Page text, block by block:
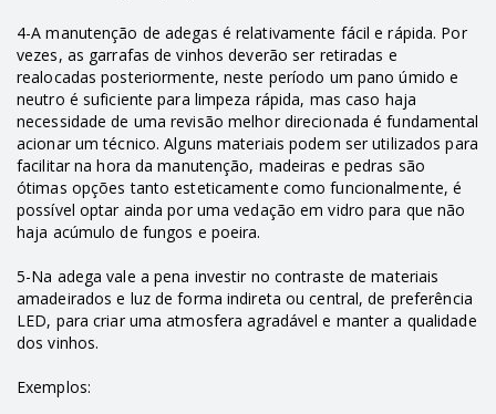
4-A manutenção de adegas é relativamente fácil e rápida. Por
vezes, as garrafas de vinhos deverão ser retiradas e
realocadas posteriormente, neste período um pano úmido e
neutro é suficiente para limpeza rápida, mas caso haja
necessidade de uma revisão melhor direcionada é fundamental
acionar um técnico. Alguns materiais podem ser utilizados para
facilitar na hora da manutenção, madeiras e pedras são
ótimas opções tanto esteticamente como funcionalmente, é
possível optar ainda por uma vedação em vidro para que não
haja acúmulo de fungos e poeira.
5-Na adega vale a pena investir no contraste de materiais
amadeirados e luz de forma indireta ou central, de preferência
LED, para criar uma atmosfera agradável e manter a qualidade
dos vinhos.
Exemplos: